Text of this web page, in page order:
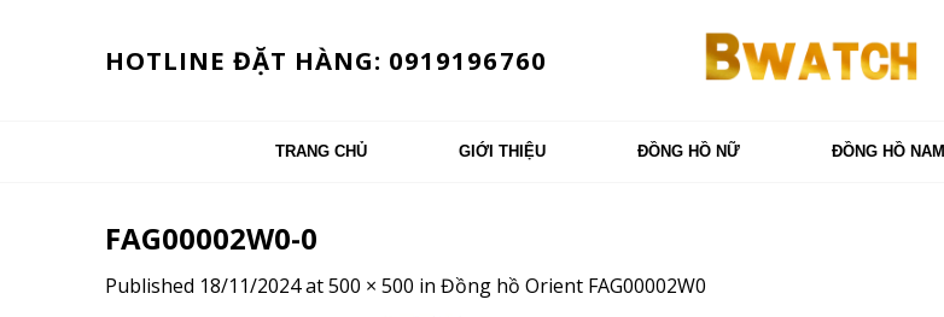
HOTLINE ĐẶT HÀNG: 0919196760
TRANG CHỦ GIỚI THIỆU ĐỒNG HỒ NỮ ĐỒNG HỒ NAM
FAG00002W0-0
Published 18/11/2024at500 × 500 in Đồng hồ Orient FAG00002W0